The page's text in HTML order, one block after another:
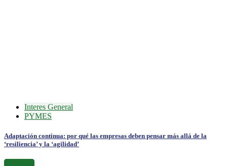
Interes General
PYMES
Adaptación continua: por qué las empresas deben pensar más allá de la
‘resiliencia’ y la ‘agilidad’